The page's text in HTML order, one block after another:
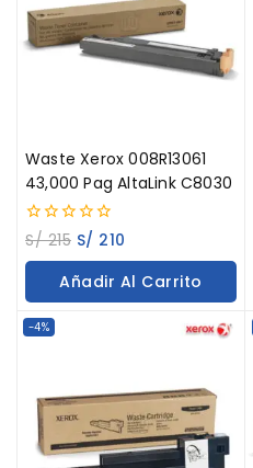
Waste Xerox 008R13061
43,000 Pag AltaLink C8030
0
out
of
S/215 S/ 210
Añadir Al Carrito
-4%